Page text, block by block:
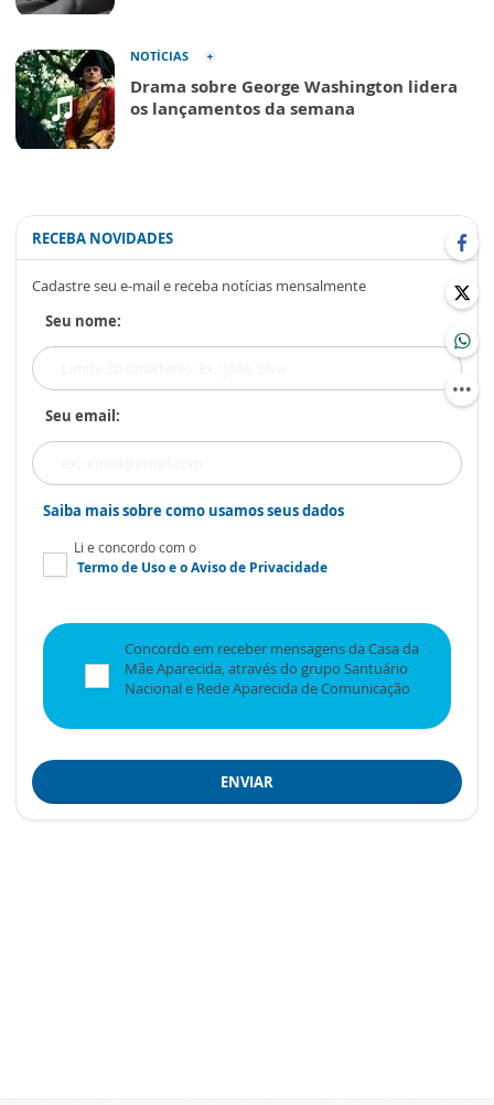
NOTÍCIAS
Drama sobre George Washington lidera
os lançamentos da semana
RECEBA NOVIDADES
Cadastre seu e-mail e receba notícias mensalmente
Seu nome:
Seu email:
Saiba mais sobre como usamos seus dados
Li e concordo com o
Termo de Usoe oAviso de Privacidade
Concordo em receber mensagens da Casa da
Mãe Aparecida, através do grupo Santuário
Nacional e Rede Aparecida de Comunicação
ENVIAR